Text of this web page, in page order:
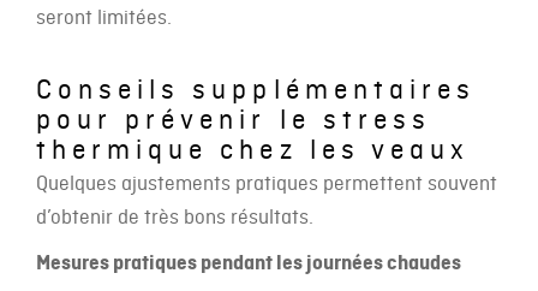
seront limitées.
Conseils supplémentaires
pour prévenir le stress
thermique chez les veaux
Quelques ajustements pratiques permettent souvent
d’obtenir de très bons résultats.
Mesures pratiques pendant les journées chaudes